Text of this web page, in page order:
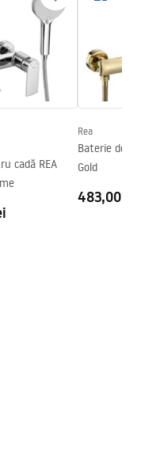
_24.pdf
cadă REA
Rea
Baterie de
Gold
483,00